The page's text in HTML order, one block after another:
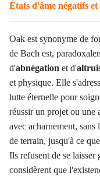
États d'âme négatifs
Oak est synonyme de
de Bach est,
d'abnégation et d'
et physique. Elle
lutte éternelle pour
réussir un projet ou une
avec acharnement,
de terrain, jusqu'à ce
Ils refusent de se laisser
considèrent que